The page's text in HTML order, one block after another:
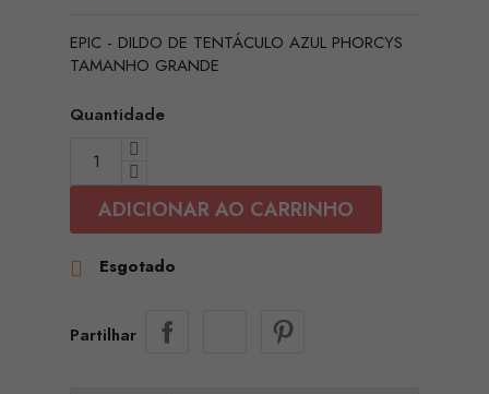
EPIC - DILDO DE TENTÁCULO AZUL PHORCYS
TAMANHO GRANDE
Quantidade
ADICIONAR AO CARRINHO
 Esgotado
Partilhar